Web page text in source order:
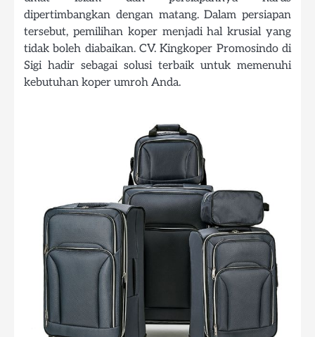
dipertimbangkan dengan matang. Dalam persiapan
tersebut, pemilihan koper menjadi hal krusial yang
tidak boleh diabaikan. CV. Kingkoper Promosindo di
Sigi hadir sebagai solusi terbaik untuk memenuhi
kebutuhan koper umroh Anda.